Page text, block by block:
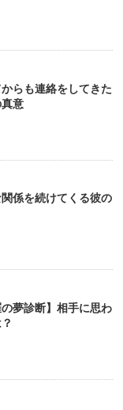
らも連絡をしてきた
意
係を続けてくる彼の
夢診断】相手に思わ